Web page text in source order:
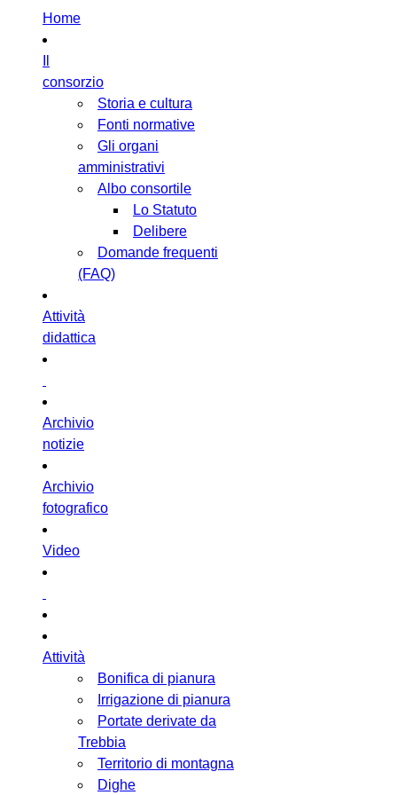
Home
consorzio
Storia e cultura
Fonti normative
Gli organi
amministrativi
Albo consortile
Lo Statuto
Delibere
Domande frequenti
(FAQ)
Attività
didattica
Archivio
notizie
Archivio
fotografico
Video
Attività
Bonifica di pianura
Irrigazione di pianura
Portate derivate da
Trebbia
Territorio di montagna
Dighe